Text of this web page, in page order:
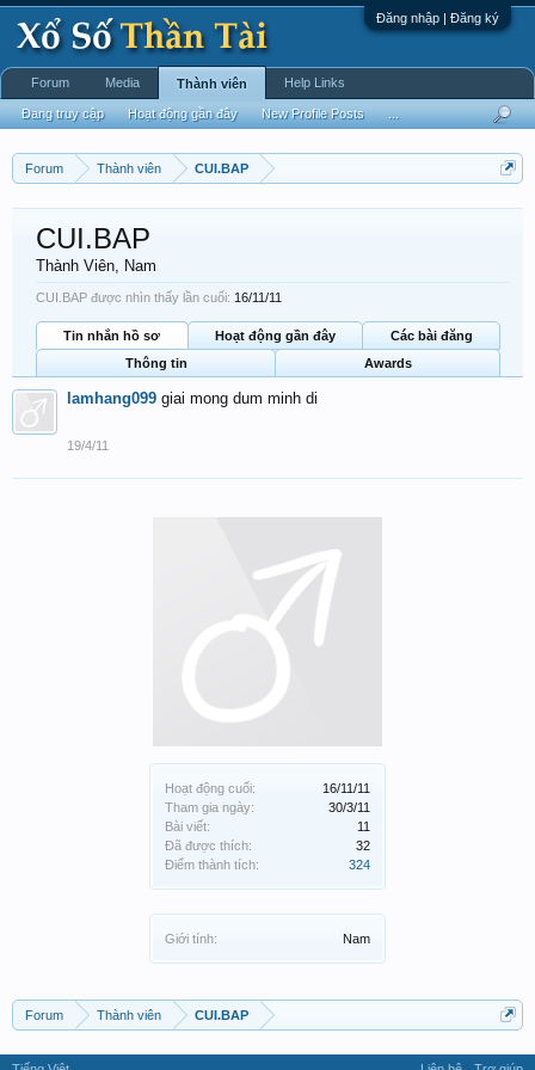
Đăng nhập | Đăng ký
Forum Thành viên CUI.BAP
Hoạt động cuối:
16/11/11
Tham gia ngày:
30/3/11
Bài viết:
11
Đã được thích:
32
Điểm thành tích:
324
Giới tính: Nam
CUI.BAP
Thành Viên, Nam
CUI.BAP được nhìn thấy lần cuối: 16/11/11
Tin nhắn hồ sơ Hoạt động gần đây
Các bài đăng
Thông tin
Awards
lamhang099 giai mong dum minh di
19/4/11
Forum Thành viên CUI.BAP
Forum Media Thành viên
Đang truy cập Hoạt động gần đây New Profile Posts
Help Links